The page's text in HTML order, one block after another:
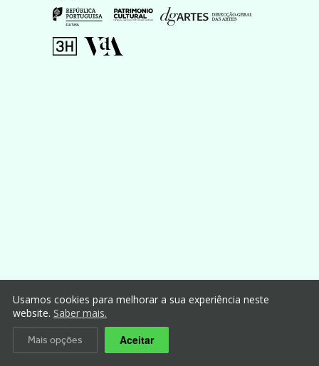
Usamos cookies para melhorar a sua experiência neste
website. Saber mais.
Mais opções Aceitar